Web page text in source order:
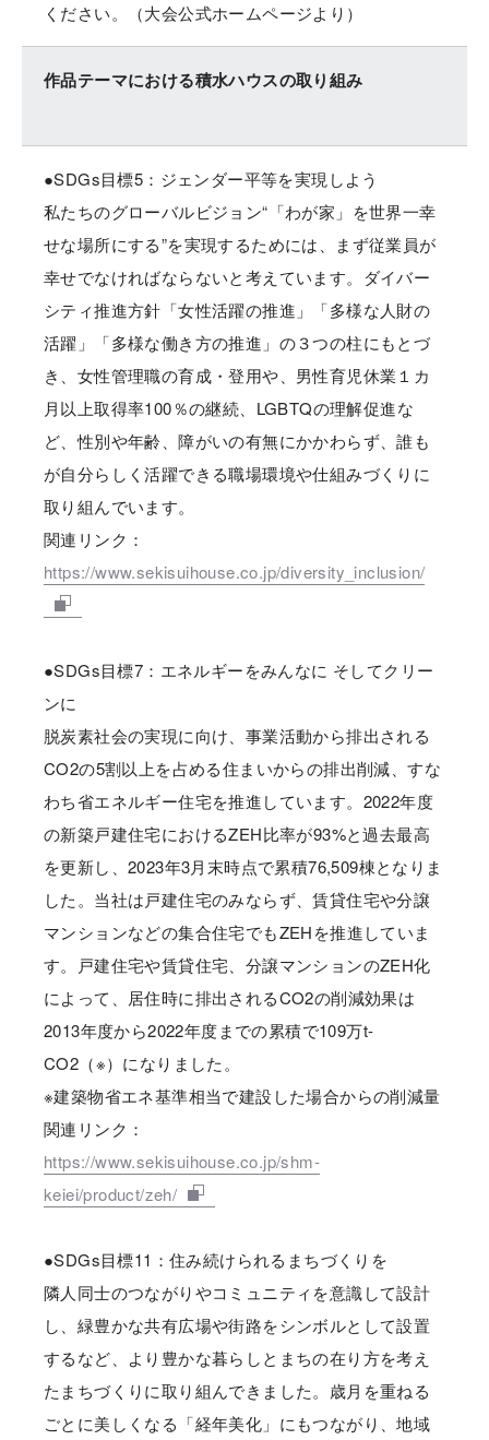
ください。（大会公式ホームページより）
作品テーマにおける積水ハウスの取り組み
●SDGs目標5：ジェンダー平等を実現しよう
私たちのグローバルビジョン“「わが家」を世界一幸
せな場所にする”を実現するためには、まず従業員が
幸せでなければならないと考えています。ダイバー
シティ推進方針「女性活躍の推進」「多様な人財の
活躍」「多様な働き方の推進」の３つの柱にもとづ
き、女性管理職の育成・登用や、男性育児休業１カ
月以上取得率100％の継続、LGBTQの理解促進な
ど、性別や年齢、障がいの有無にかかわらず、誰も
が自分らしく活躍できる職場環境や仕組みづくりに
取り組んでいます。
関連リンク：
https://www.sekisuihouse.co.jp/diversity_inclusion/
●SDGs目標7：エネルギーをみんなに そしてクリー
ンに
脱炭素社会の実現に向け、事業活動から排出される
CO2の5割以上を占める住まいからの排出削減、すな
わち省エネルギー住宅を推進しています。2022年度
の新築戸建住宅におけるZEH比率が93%と過去最高
を更新し、2023年3月末時点で累積76,509棟となりま
した。当社は戸建住宅のみならず、賃貸住宅や分譲
マンションなどの集合住宅でもZEHを推進していま
す。戸建住宅や賃貸住宅、分譲マンションのZEH化
によって、居住時に排出されるCO2の削減効果は
2013年度から2022年度までの累積で109万t-
CO2（※）になりました。
※建築物省エネ基準相当で建設した場合からの削減量
関連リンク：
https://www.sekisuihouse.co.jp/shm-
keiei/product/zeh/
●SDGs目標11：住み続けられるまちづくりを
隣人同士のつながりやコミュニティを意識して設計
し、緑豊かな共有広場や街路をシンボルとして設置
するなど、より豊かな暮らしとまちの在り方を考え
たまちづくりに取り組んできました。歳月を重ねる
ごとに美しくなる「経年美化」にもつながり、地域